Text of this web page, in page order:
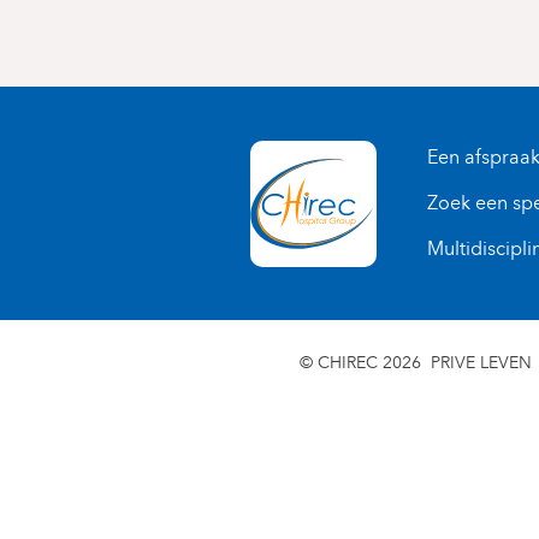
Een
Zoek een
© CHIREC 2026 PRIVE LEVEN